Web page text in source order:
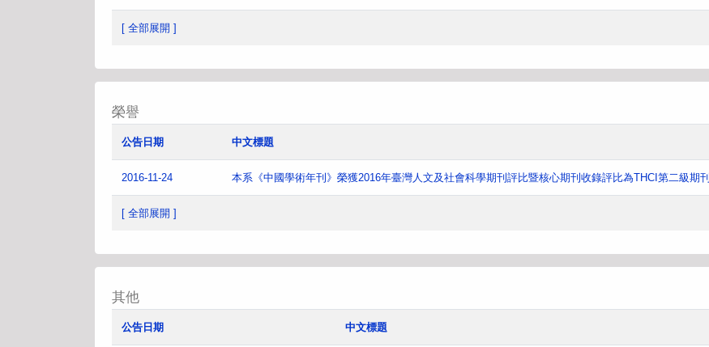
[ 全部展開 ]
榮譽
公告日期 中文標題
2016-11-24 本系《中國學術年刊》榮獲2016年臺灣人文及社會科學期刊評比暨核心期刊收錄評比為THCI第二級期刊
[ 全部展開 ]
其他
公告日期 中文標題